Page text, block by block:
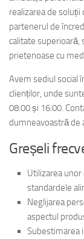
realizarea de
partenerul de
calitate superioară,
prietenoase cu
Avem sediul social
clienților, unde
08:00 și 16:00.
dumneavoastră de
Greșeli
Utilizarea
standardele
Neglijarea
aspectul
Subestimarea